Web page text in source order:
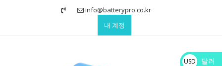
info@batterypro.co.kr
내 계정
USD
달러